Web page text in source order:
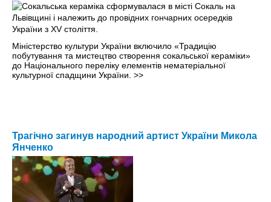
Міністерство культури України включило «Традицію
побутування та мистецтво створення сокальської кераміки»
до Національного переліку елементів нематеріальної
культурної спадщини України. >>
Трагічно загинув народний артист України Микола
Янченко